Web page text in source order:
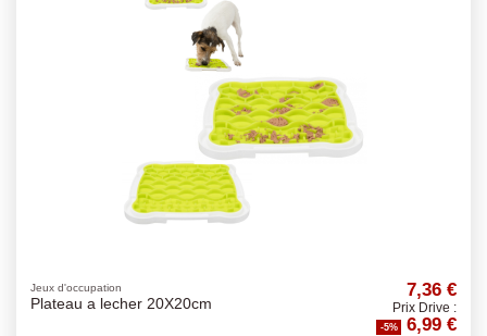
Jeux d'occupation
Plateau a lecher 20X20cm
7,36 €
Prix Drive :
-5% 6,99 €